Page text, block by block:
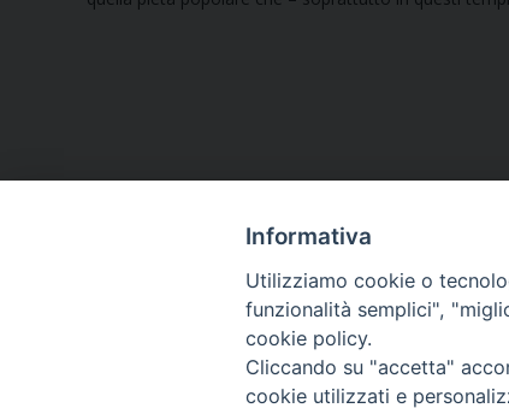
Informativa
Utilizziamo cookie o
funzionalità semplici",
cookie policy.
Cliccando su "accetta"
cookie utilizzati e